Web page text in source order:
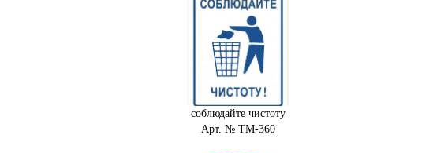
соблюдайте чистоту
Арт. № ТМ-360